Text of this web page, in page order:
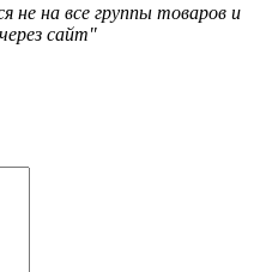
не на все группы товаров и
сайт"